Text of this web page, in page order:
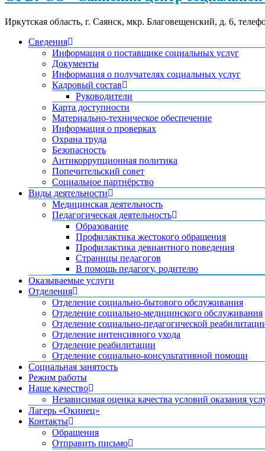
Иркутская область, г. Саянск, мкр. Благовещенский, д. 6,
Сведения
Информация о поставщике социальных услуг
Документы
Информация о получателях социальных услуг
Кадровый состав
Руководители
Карта доступности
Материально-техническое обеспечение
Информация о проверках
Охрана труда
Безопасность
Антикоррупционная политика
Попечительский совет
Социальное партнёрство
Виды деятельности
Медицинская деятельность
Педагогическая деятельность
Образование
Профилактика жестокого обращения
Профилактика девиантного поведения
Страницы педагогов
В помощь педагогу, родителю
Оказываемые услуги
Отделения
Отделение социально-бытового обслуживания
Отделение социально-медицинского обслуживания
Отделение социально-педагогической
Отделение интенсивного ухода
Отделение реабилитации
Отделение социально-консультативной помощи
Социальная занятость
Режим работы
Наше качество
Независимая оценка качества условий оказания
Лагерь «Окинец»
Контакты
Обращения
Отправить письмо